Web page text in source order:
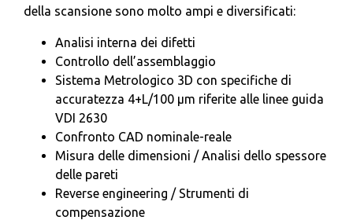
della scansione sono molto ampi e diversificati:
Analisi interna dei difetti
Controllo dell’assemblaggio
Sistema Metrologico 3D con specifiche di
accuratezza 4+L/100 μm riferite alle linee guida
VDI 2630
Confronto CAD nominale-reale
Misura delle dimensioni / Analisi dello spessore
delle pareti
Reverse engineering / Strumenti di
compensazione